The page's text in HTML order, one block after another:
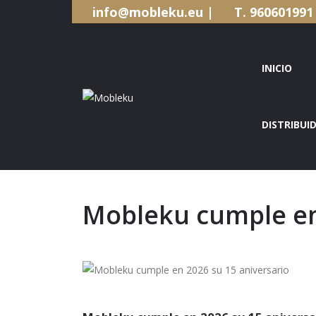
info@mobleku.eu | T.
INICIO
Mobleku cumple